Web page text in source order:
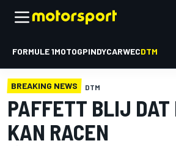
FORMULE 1MOTOGPINDYCARWECDTM
BREAKING NEWS DTM
PAFFETT BLIJ DAT
KAN RACEN